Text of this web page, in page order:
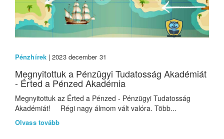
Pénzhírek| 2023 december 31
Megnyitottuk a Pénzügyi Tudatosság Akadémiát
- Érted a Pénzed Akadémia
Megnyitottuk az Érted a Pénzed - Pénzügyi Tudatosság
Akadémiát! Régi nagy álmom vált valóra. Több...
Olvass tovább